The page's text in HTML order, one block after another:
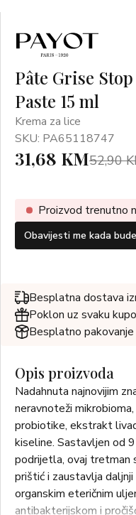
Pâte Grise
Paste 15 ml
Krema za lice
SKU: PA65118747
31,68 KM52,90
Proizvod trenutno
Obavijesti me kada
Besplatna dostava
Poklon uz svaku
Besplatno pakovanje
Opis proizvoda
Nadahnuta najnovijim
neravnoteži
probiotike, ekstrakt
kiseline. Sastavljen od
podrijetla, ovaj tretman
prištić i zaustavlja
organskim eteričnim
antibakterijskom i